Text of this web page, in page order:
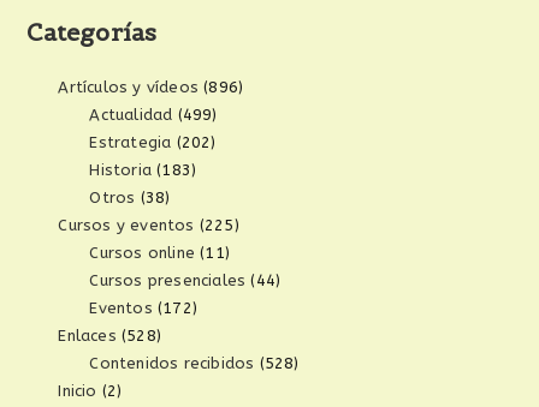
Categorías
Artículos y vídeos (896)
Actualidad (499)
Estrategia (202)
Historia (183)
Otros (38)
Cursos y eventos (225)
Cursos online (11)
Cursos presenciales (44)
Eventos (172)
Enlaces (528)
Contenidos recibidos (528)
Inicio (2)